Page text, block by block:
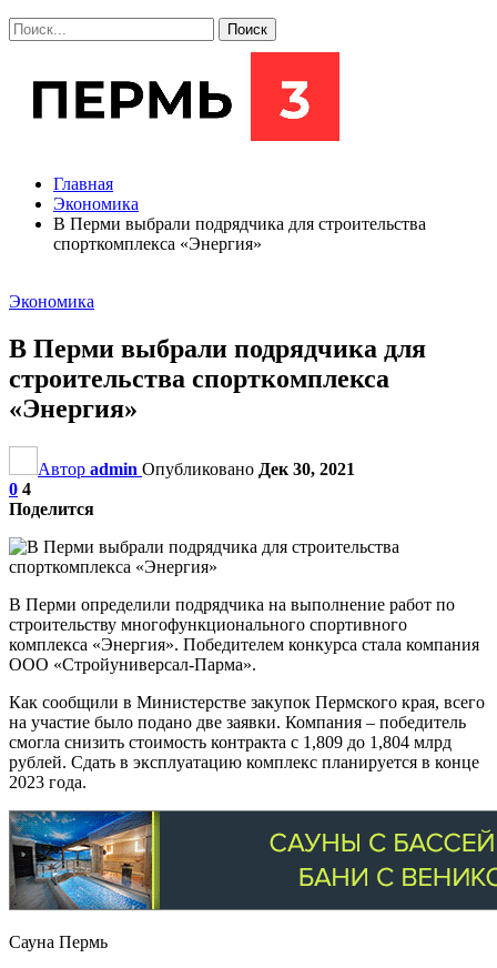
Главная
Экономика
В Перми выбрали подрядчика для строительства
спорткомплекса «Энергия»
Экономика
В Перми выбрали подрядчика для
строительства спорткомплекса
«Энергия»
Автор admin Опубликовано Дек 30, 2021
0 4
Поделится
В Перми определили подрядчика на выполнение работ по
строительству многофункционального спортивного
комплекса «Энергия». Победителем конкурса стала компания
ООО «Стройуниверсал-Парма».
Как сообщили в Министерстве закупок Пермского края, всего
на участие было подано две заявки. Компания – победитель
смогла снизить стоимость контракта с 1,809 до 1,804 млрд
рублей. Сдать в эксплуатацию комплекс планируется в конце
2023 года.
Сауна Пермь